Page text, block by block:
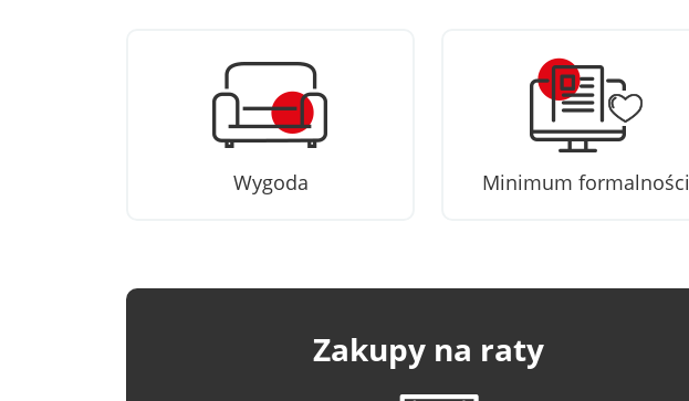
Wygoda Minimum formalności
Zakupy na raty